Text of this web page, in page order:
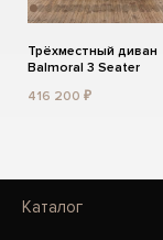
Трёхместный диван
Balmoral 3 Seater
416 200 ₽
Каталог